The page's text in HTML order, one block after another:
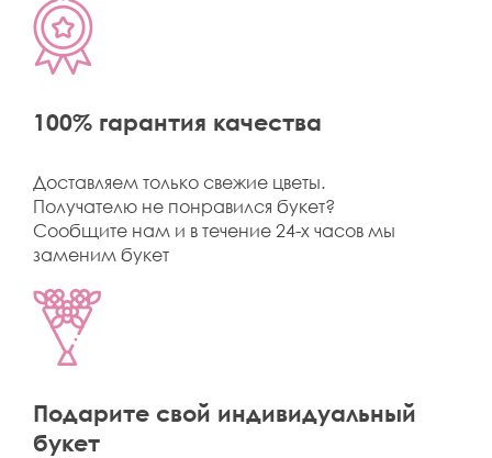
100% гарантия качества
Доставляем только свежие цветы.
Получателю не понравился букет?
Сообщите нам и в течение 24-х часов мы
заменим букет
Подарите свой индивидуальный
букет